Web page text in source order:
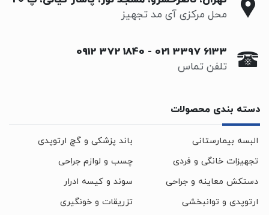
محل مرکزی آی مد تجهیز
021 3397 6133
-
0912 372 1840
تلفن تماس
دسته بندی محصولات
البسه بیمارستانی
باند پزشکی و گچ ارتوپدی
تجهیزات خانگی و فردی
چسب و لوازم جراحی
دستکش معاینه و جراحی
سوند و کیسه ادرار
ارتوپدی و توانبخشی
تزریقات و خونگیری